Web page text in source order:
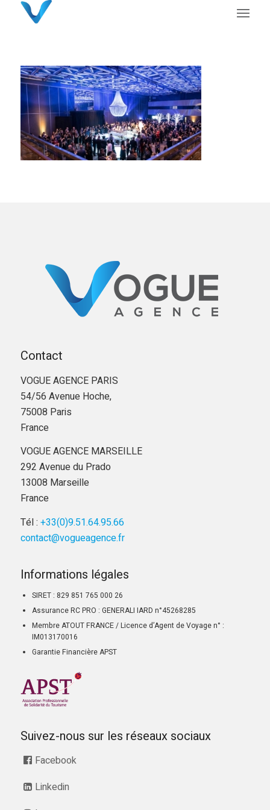
Contact
VOGUE AGENCE PARIS
54/56 Avenue Hoche,
75008 Paris
France
VOGUE AGENCE MARSEILLE
292 Avenue du Prado
13008 Marseille
France
Tél : +33(0)9.51.64.95.66
contact@vogueagence.fr
Informations légales
SIRET : 829 851 765 000 26
Assurance RC PRO : GENERALI IARD n°45268285
Membre ATOUT FRANCE / Licence d’Agent de Voyage n° :
IM013170016
Garantie Financière APST
Suivez-nous sur les réseaux sociaux
Facebook
Linkedin